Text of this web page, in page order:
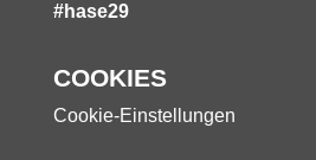
#hase29
COOKIES
Cookie-Einstellungen